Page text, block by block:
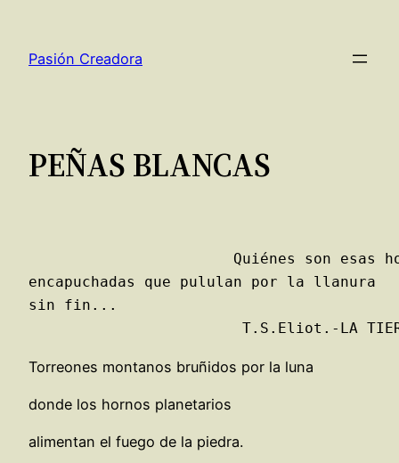
contenido
Pasión Creadora
PEÑAS BLANCAS
Quiénes son esas
encapuchadas que pululan por la llanura
sin fin...
T.S.Eliot.-LA
Torreones montanos bruñidos por la luna
donde los hornos planetarios
alimentan el fuego de la piedra.